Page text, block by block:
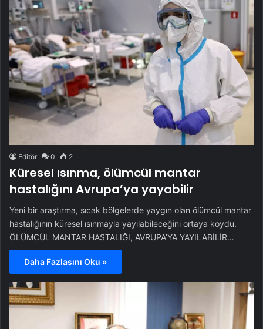
Editör 0 2
Küresel ısınma, ölümcül mantar
hastalığını Avrupa’ya yayabilir
Yeni bir araştırma, sıcak bölgelerde yaygın olan ölümcül mantar
hastalığının küresel ısınmayla yayılabileceğini ortaya koydu.
ÖLÜMCÜL MANTAR HASTALIĞI, AVRUPA’YA YAYILABİLİR…
Daha Fazlasını Oku »